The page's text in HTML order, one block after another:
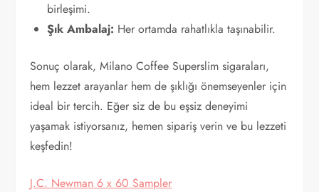
birleşimi.
Şık Ambalaj: Her ortamda rahatlıkla taşınabilir.
Sonuç olarak, Milano Coffee Superslim sigaraları,
hem lezzet arayanlar hem de şıklığı önemseyenler için
ideal bir tercih. Eğer siz de bu eşsiz deneyimi
yaşamak istiyorsanız, hemen sipariş verin ve bu lezzeti
keşfedin!
J.C. Newman 6 x 60 Sampler